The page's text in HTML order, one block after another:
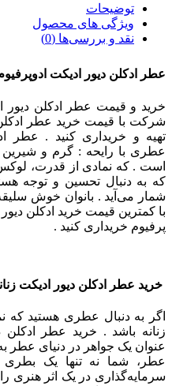
توضیحات
ویژگی های محصول
نقد و بررسی‌ها (0)
عطر ادکلن دیور ادیکت
خرید و قیمت عطر ادکلن دیور
شرکت با قیمت خرید عطر ادکلن
تهیه و خریداری کنید . عطر
عطری با رایحه : گرم و
است . که نمادی از قدرت،
که به دنبال تحسین و توجه
شمار می‌آید . بانوان خوش
با کمترین قیمت خرید ادکلن
پرفیوم خریداری کنید .
خرید عطر ادکلن دیور ادیکت
اگر به دنبال عطری هستید که
زنانه باشد . خرید عطر ادکلن
عنوان یک جواهر در دنیای عطر
عطر، شما نه تنها یک بطری
سرمایه‌گذاری در یک اثر هنری